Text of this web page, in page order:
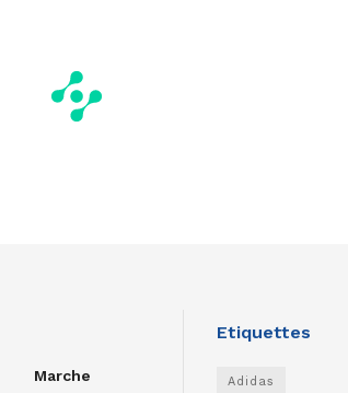
Marche
Etiquettes
Adidas